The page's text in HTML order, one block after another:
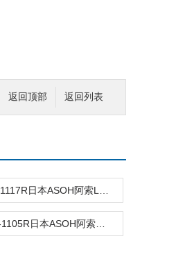
返回列表
返回顶部